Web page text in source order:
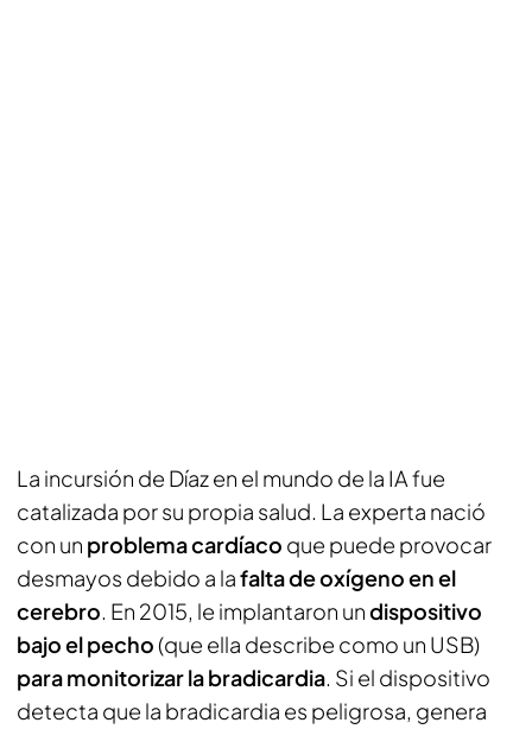
La incursión de Díaz en el mundo de la IA fue
catalizada por su propia salud. La experta nació
con un problema cardíaco que puede provocar
desmayos debido a lafalta de oxígeno en el
cerebro. En 2015, le implantaron undispositivo
bajo el pecho(que ella describe como un USB)
para monitorizar la bradicardia. Si el dispositivo
detecta que la bradicardia es peligrosa, genera